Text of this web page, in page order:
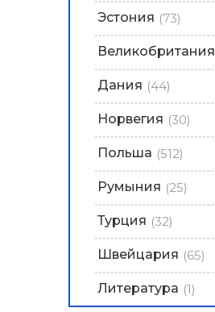
Эстония (73)
Великобритания
Дания (44)
Норвегия (30)
Польша (512)
Румыния (25)
Турция (32)
Швейцария (65)
Литература (1)